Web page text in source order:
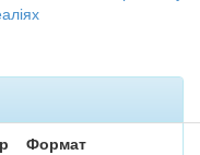
Формат